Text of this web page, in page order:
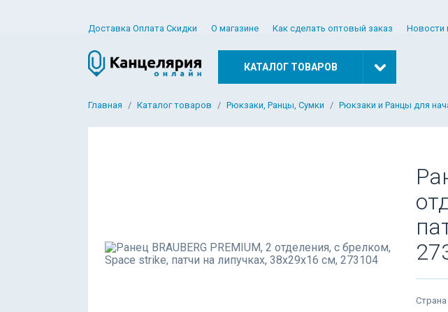
Доставка Оплата Скидки О магазине Как сделать оптовый заказ Новости
КАТАЛОГ ТОВАРОВ
Главная Каталог товаров Рюкзаки, Ранцы, Сумки Рюкзаки и Ранцы для